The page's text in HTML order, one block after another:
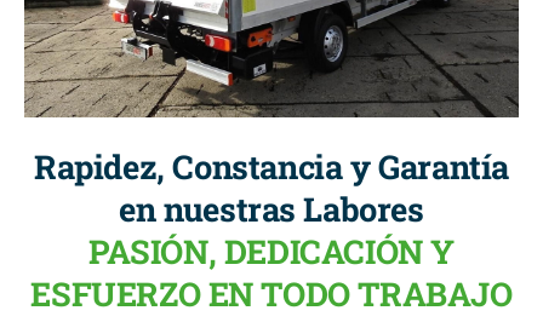
Rapidez, Constancia y Garantía
en nuestras Labores
PASIÓN, DEDICACIÓN Y
ESFUERZO EN TODO TRABAJO